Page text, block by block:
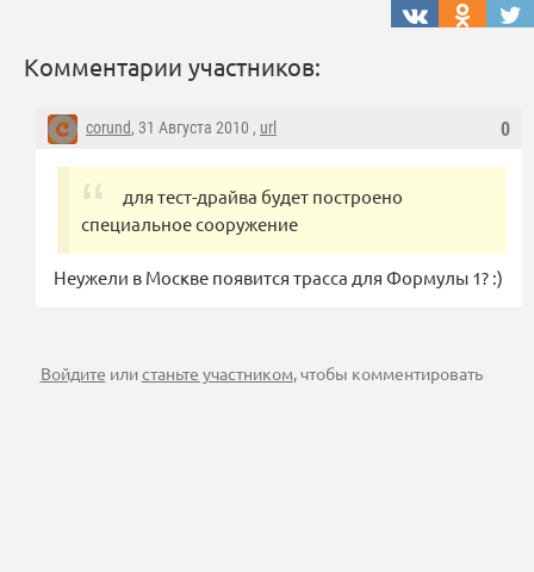
Комментарии участников:
0
corund, 31 Августа 2010 , url
для тест-драйва будет построено
специальное сооружение
Неужели в Москве появится трасса для Формулы 1? :)
Войдите илистаньте участником, чтобы комментировать